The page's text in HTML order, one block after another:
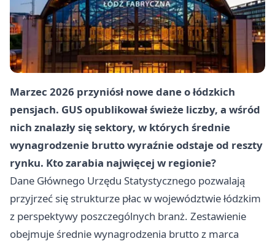
Marzec 2026 przyniósł nowe dane o łódzkich
pensjach. GUS opublikował świeże liczby, a wśród
nich znalazły się sektory, w których średnie
wynagrodzenie brutto wyraźnie odstaje od reszty
rynku. Kto zarabia najwięcej w regionie?
Dane Głównego Urzędu Statystycznego pozwalają
przyjrzeć się strukturze płac w województwie łódzkim
z perspektywy poszczególnych branż. Zestawienie
obejmuje średnie wynagrodzenia brutto z marca